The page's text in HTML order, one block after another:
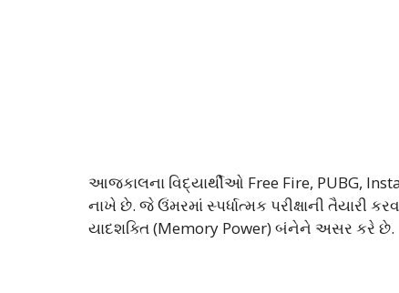
આજકાલના વિદ્યાર્થીઓ Free Fire, PUBG,
નાખે છે. જે ઉંમરમાં સ્પર્ધાત્મક પરીક્ષાની તૈયારી
યાદશક્તિ (Memory Power) બંનેને અસર કરે છે.